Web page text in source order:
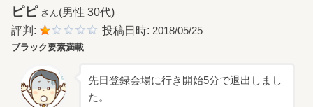
ピピ さん(男性 30代)
評判:
投稿日時: 2018/05/25
ブラック要素満載
先日登録会場に行き開始5分で退出しまし
た。